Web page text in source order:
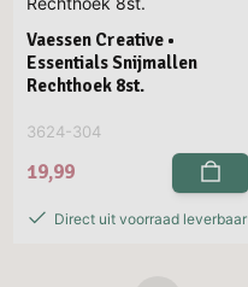
Vaessen Creative •
Essentials Snijmallen
Rechthoek 8st.
3624-304
19,99
Direct uit voorraad leverbaar